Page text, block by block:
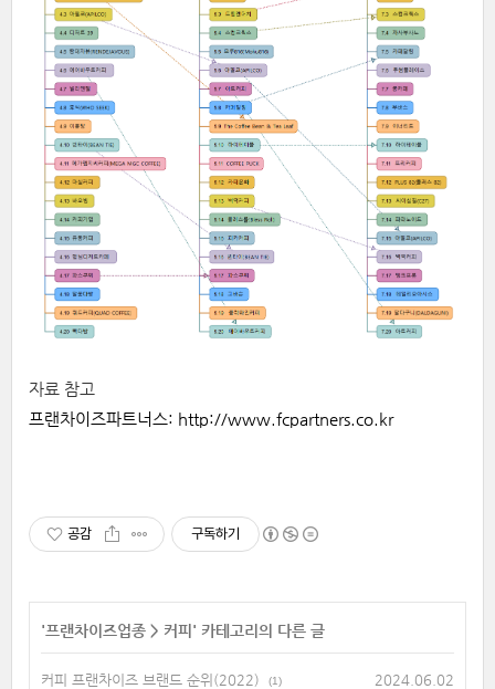
자료 참고
프랜차이즈파트너스: http://www.fcpartners.co.kr
공감 구독하기
'프랜차이즈업종 > 커피 ' 카테고리의 다른 글
커피 프랜차이즈 브랜드 순위(2022) (1)
2024.06.02